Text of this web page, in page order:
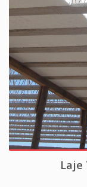
Laje